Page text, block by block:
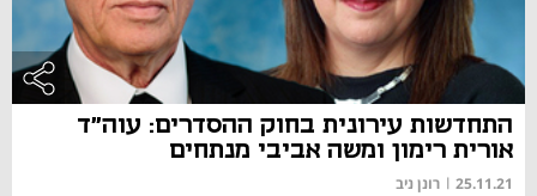
התחדשות עירונית בחוק ההסדרים: עוה"ד
אורית רימון ומשה אביבי מנתחים
25.11.21
| רונן ניב